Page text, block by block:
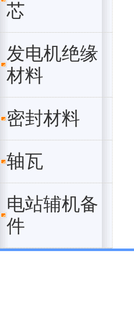
芯
发电机绝缘
材料
密封材料
轴瓦
电站辅机备
件